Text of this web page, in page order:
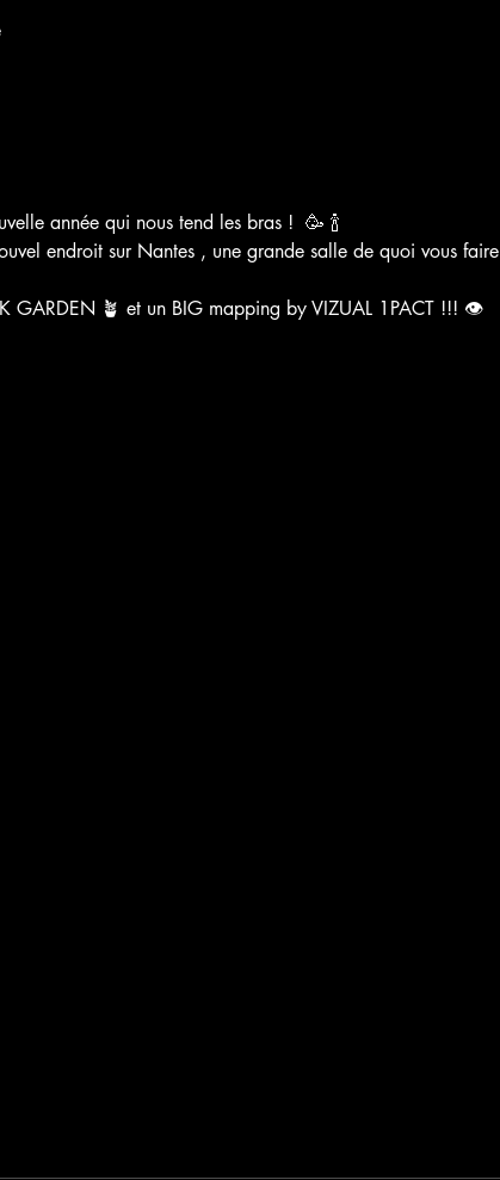
année qui nous tend les bras !  🥳 🍾
endroit sur Nantes , une grande salle de quoi vous faire
GARDEN 🪴 et un BIG mapping by VIZUAL 1PACT !!! 👁️